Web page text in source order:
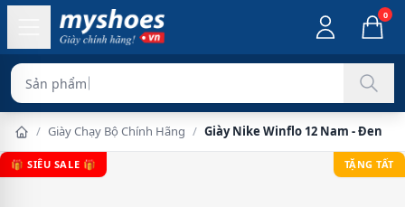
0
Sản phẩm chính hãn
/ Giày Chạy Bộ Chính Hãng / Giày Nike Winflo 12 Nam - Đen
🎁 SIÊU SALE 🎁 TẶNG TẤT